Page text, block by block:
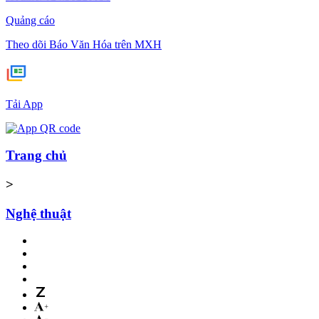
Quảng cáo
Theo dõi Báo Văn Hóa trên MXH
Tải App
Trang chủ
>
Nghệ thuật